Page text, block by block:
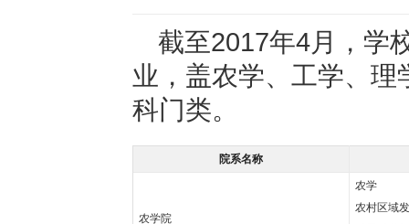
截至2017年4月，学
业，盖农学、工学、
科门类。
院系名称
农学院
农学
农村区域